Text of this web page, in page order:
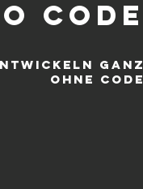
Code
ganz
ohne Code